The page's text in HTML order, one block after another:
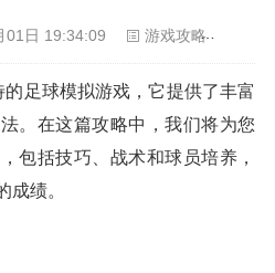
01日 19:34:09 游戏攻略
足球模拟游戏，它提供了丰富
。在这篇攻略中，我们将为您
包括技巧、战术和球员培养，
成绩。